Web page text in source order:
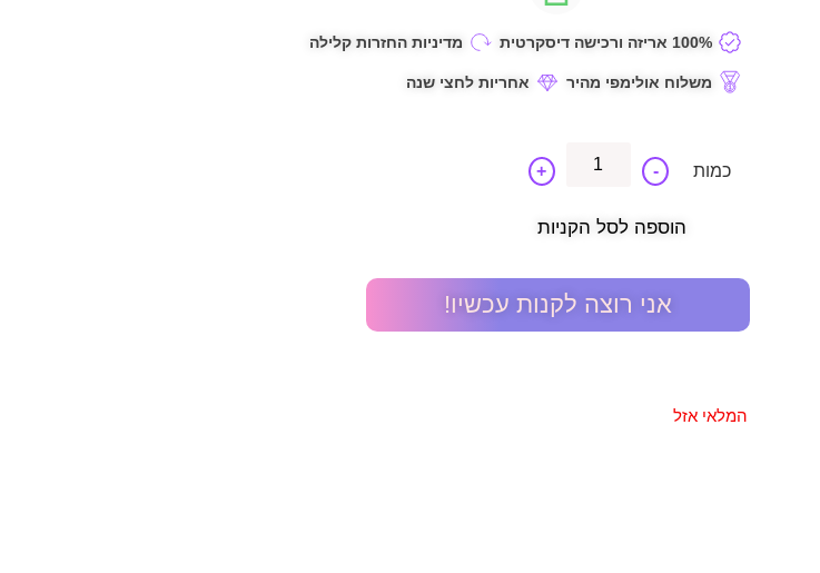
100% אריזה ורכישה דיסקרטית מדיניות החזרות קלילה
משלוח אולימפי מהיר אחריות לחצי שנה
-
+
הוספה לסל הקניות
אני רוצה לקנות עכשיו!
המלאי אזל